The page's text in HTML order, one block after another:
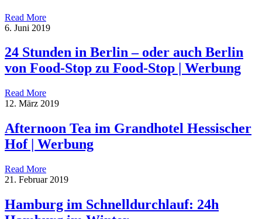
Read More
6. Juni 2019
24 Stunden in Berlin – oder auch Berlin
von Food-Stop zu Food-Stop | Werbung
Read More
12. März 2019
Afternoon Tea im Grandhotel Hessischer
Hof | Werbung
Read More
21. Februar 2019
Hamburg im Schnelldurchlauf: 24h